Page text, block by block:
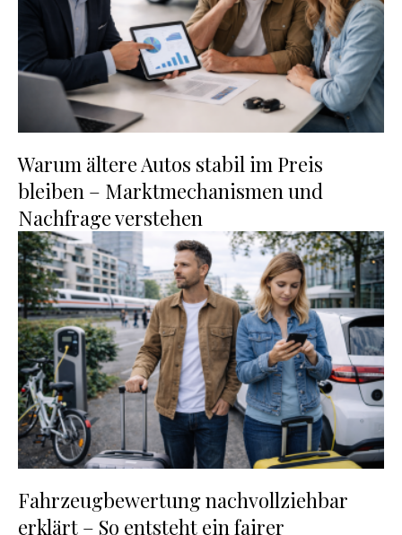
Warum ältere Autos stabil im Preis
bleiben – Marktmechanismen und
Nachfrage verstehen
Fahrzeugbewertung nachvollziehbar
erklärt – So entsteht ein fairer